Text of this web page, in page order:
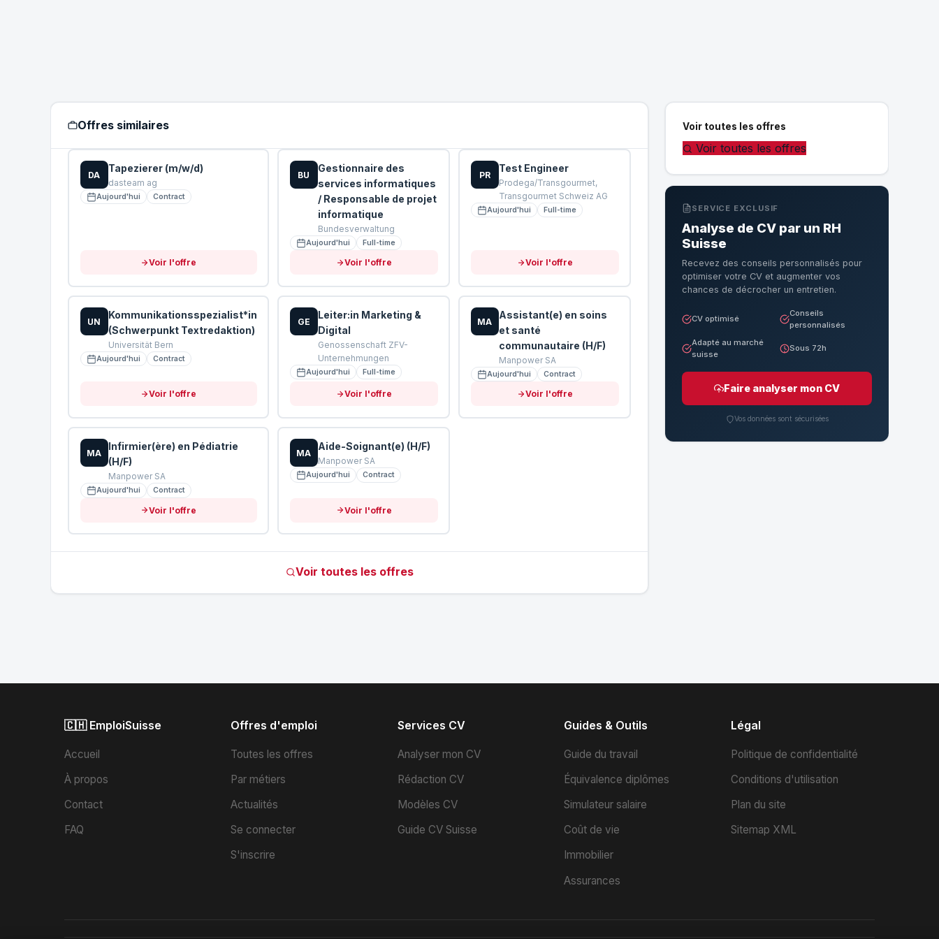
Offres similaires
DA
Tapezierer (m/w/d)
dasteam ag
Aujourd'hui Contract
Voir l'offre
BU
Gestionnaire des
services informatiques
/ Responsable de projet
informatique
Bundesverwaltung
Aujourd'hui Full-time
Voir l'offre
PR
Test Engineer
Prodega/Transgourmet,
Transgourmet Schweiz AG
Aujourd'hui Full-time
Voir l'offre
UN
Kommunikationsspezialist*in
(Schwerpunkt Textredaktion)
Universität Bern
Aujourd'hui Contract
Voir l'offre
GE
Leiter:in Marketing &
Digital
Genossenschaft ZFV-
Unternehmungen
Aujourd'hui Full-time
Voir l'offre
MA
Assistant(e) en soins
et santé
communautaire (H/F)
Manpower SA
Aujourd'hui Contract
Voir l'offre
MA
Infirmier(ère) en Pédiatrie
(H/F)
Manpower SA
Aujourd'hui Contract
Voir l'offre
MA
Aide-Soignant(e) (H/F)
Manpower SA
Aujourd'hui Contract
Voir l'offre
Voir toutes les offres
Voir toutes les offres
Voir toutes les offres
SERVICE EXCLUSIF
Analyse de CV par un RH
Suisse
Recevez des conseils personnalisés pour
optimiser votre CV et augmenter vos
chances de décrocher un entretien.
CV optimisé
Conseils
personnalisés
Adapté au marché
suisse
Sous 72h
Faire analyser mon CV
Vos données sont sécurisées
🇨🇭 EmploiSuisse
Accueil
À propos
Contact
FAQ
Offres d'emploi
Toutes les offres
Par métiers
Actualités
Se connecter
S'inscrire
Services CV
Analyser mon CV
Rédaction CV
Modèles CV
Guide CV Suisse
Guides & Outils
Guide du travail
Équivalence diplômes
Simulateur salaire
Coût de vie
Immobilier
Assurances
Légal
Politique de confidentialité
Conditions d'utilisation
Plan du site
Sitemap XML